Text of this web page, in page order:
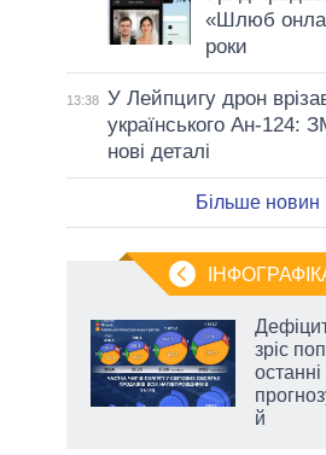
«Шлюб
роки
13:38 У Лейпцигу дрон
українського Ан-124:
нові деталі
Більше новин
зріс
й